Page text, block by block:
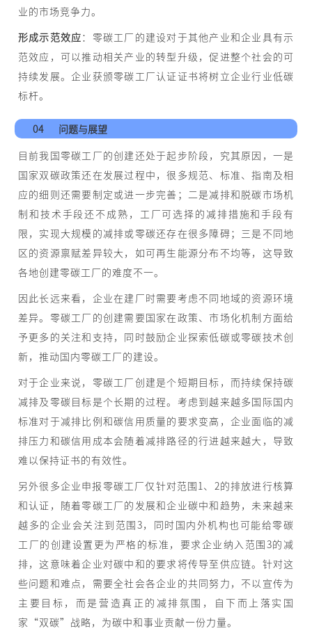
业的市场竞争力。
形成示范效应：零碳工厂的建设对于其他产业和企业具有示
范效应，可以推动相关产业的转型升级，促进整个社会的可
持续发展。企业获颁零碳工厂认证证书将树立企业行业低碳
标杆。
04
问题与展望
目前我国零碳工厂的创建还处于起步阶段，究其原因，一是
国家双碳政策还在发展过程中，很多规范、标准、指南及相
应的细则还需要制定或进一步完善；二是减排和脱碳市场机
制和技术手段还不成熟，工厂可选择的减排措施和手段有
限，实现大规模的减排或零碳还存在很多障碍；三是不同地
区的资源禀赋差异较大，如可再生能源分布不均等，这导致
各地创建零碳工厂的难度不一。
因此长远来看，企业在建厂时需要考虑不同地域的资源环境
差异。零碳工厂的创建需要国家在政策、市场化机制方面给
予更多的关注和支持，同时鼓励企业探索低碳或零碳技术创
新，推动国内零碳工厂的建设。
对于企业来说，零碳工厂创建是个短期目标，而持续保持碳
减排及零碳目标是个长期的过程。考虑到越来越多国际国内
标准对于减排比例和碳信用质量的要求变高，企业面临的减
排压力和碳信用成本会随着减排路径的行进越来越大，导致
难以保持证书的有效性。
另外很多企业申报零碳工厂仅针对范围1、2的排放进行核算
和认证，随着零碳工厂的发展和企业碳中和趋势，未来越来
越多的企业会关注到范围3，同时国内外机构也可能给零碳
工厂的创建设置更为严格的标准，要求企业纳入范围3的减
排，这意味着企业对碳中和的要求将传导至供应链。针对这
些问题和难点，需要全社会各企业的共同努力，不以宣传为
主要目标，而是营造真正的减排氛围，自下而上落实国
家“双碳”战略，为碳中和事业贡献一份力量。